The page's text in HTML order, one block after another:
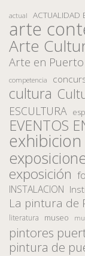
actual ACTUALIDAD
arte
Arte
Arte en Puerto
competencia
cultura
ESCULTURA
EVENTOS
exhibicion
exposición
INSTALACION
La pintura de
literatura museo
pintores
pintura de